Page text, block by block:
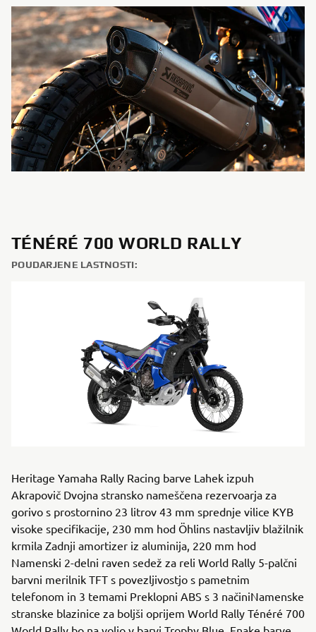
TÉNÉRÉ 700 WORLD RALLY
POUDARJENE LASTNOSTI:
Heritage Yamaha Rally Racing barve Lahek izpuh
Akrapovič Dvojna stransko nameščena rezervoarja za
gorivo s prostornino 23 litrov 43 mm sprednje vilice KYB
visoke specifikacije, 230 mm hod Öhlins nastavljiv blažilnik
krmila Zadnji amortizer iz aluminija, 220 mm hod
Namenski 2-delni raven sedež za reli World Rally 5-palčni
barvni merilnik TFT s povezljivostjo s pametnim
telefonom in 3 temami Preklopni ABS s 3 načiniNamenske
stranske blazinice za boljši oprijem World Rally Ténéré 700